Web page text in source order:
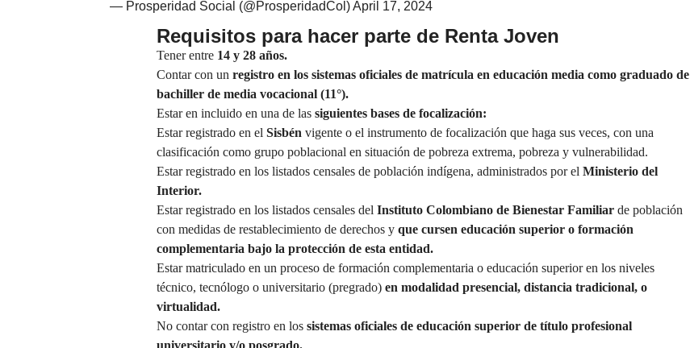
— Prosperidad Social (@ProsperidadCol)April 17, 2024
Requisitos para hacer parte de Renta Joven
Tener entre 14 y 28 años.
Contar con un registro en los sistemas oficiales de matrícula en educación media como graduado de
bachiller de media vocacional (11°).
Estar en incluido en una de las siguientes bases de focalización:
Estar registrado en el Sisbén vigente o el instrumento de focalización que haga sus veces, con una
clasificación como grupo poblacional en situación de pobreza extrema, pobreza y vulnerabilidad.
Estar registrado en los listados censales de población indígena, administrados por el Ministerio del
Interior.
Estar registrado en los listados censales del Instituto Colombiano de Bienestar Familiar de población
con medidas de restablecimiento de derechos y que cursen educación superior o formación
complementaria bajo la protección de esta entidad.
Estar matriculado en un proceso de formación complementaria o educación superior en los niveles
técnico, tecnólogo o universitario (pregrado) en modalidad presencial, distancia tradicional, o
virtualidad.
No contar con registro en los sistemas oficiales de educación superior de título profesional